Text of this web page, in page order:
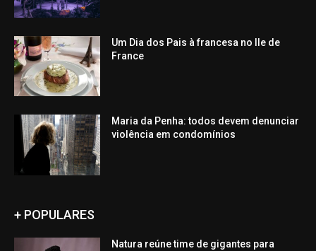
Um Dia dos Pais à francesa no Ile de
France
Maria da Penha: todos devem denunciar
violência em condomínios
+ POPULARES
Natura reúne time de gigantes para